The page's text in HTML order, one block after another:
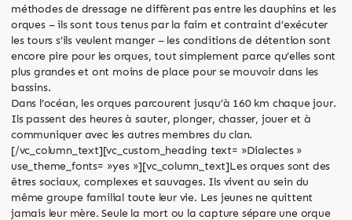
méthodes de dressage ne diffèrent pas entre les dauphins et les
orques – ils sont tous tenus par la faim et contraint d’exécuter
les tours s’ils veulent manger – les conditions de détention sont
encore pire pour les orques, tout simplement parce qu’elles sont
plus grandes et ont moins de place pour se mouvoir dans les
bassins.
Dans l’océan, les orques parcourent jusqu’à 160 km chaque jour.
Ils passent des heures à sauter, plonger, chasser, jouer et à
communiquer avec les autres membres du clan.
[/vc_column_text][vc_custom_heading text= »Dialectes »
use_theme_fonts= »yes »][vc_column_text]Les orques sont des
êtres sociaux, complexes et sauvages. Ils vivent au sein du
même groupe familial toute leur vie. Les jeunes ne quittent
jamais leur mère. Seule la mort ou la capture sépare une orque